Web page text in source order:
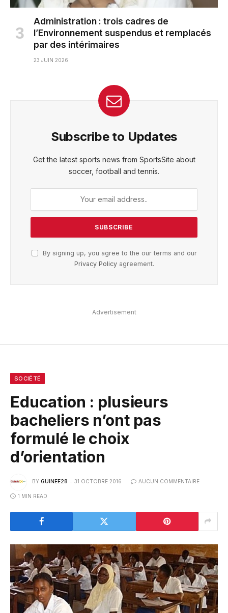
Administration : trois cadres de
l’Environnement suspendus et remplacés
par des intérimaires
23 JUIN 2026
Subscribe to Updates
Get the latest sports news from SportsSite about
soccer, football and tennis.
By signing up, you agree to the our terms and our
Privacy Policyagreement.
Advertisement
SOCIÉTÉ
Education : plusieurs
bacheliers n’ont pas
formulé le choix
d’orientation
BY GUINEE28 31 OCTOBRE 2016 AUCUN COMMENTAIRE
1 MIN READ